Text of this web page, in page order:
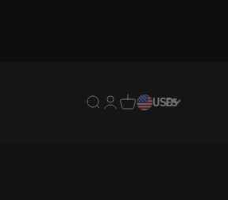
Traducción pendiente:
Traducción
Traducción
USDES